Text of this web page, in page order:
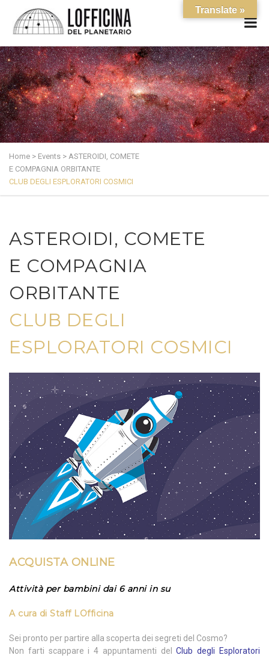
Home > Events > ASTEROIDI, COMETE
E COMPAGNIA ORBITANTE
CLUB DEGLI ESPLORATORI COSMICI
ASTEROIDI, COMETE
E COMPAGNIA
ORBITANTE
CLUB DEGLI
ESPLORATORI COSMICI
ACQUISTA ONLINE
Attività per bambini dai 6 anni in su
A cura di Staff LOfficina
Sei pronto per partire alla scoperta dei segreti del Cosmo?
Non farti scappare i 4 appuntamenti delClub degli Esploratori
Translate »